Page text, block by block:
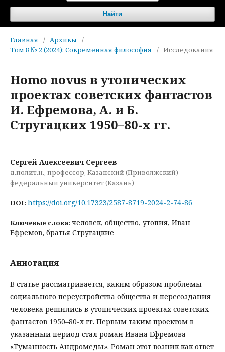
Найти
Главная / Архивы
/
Том 8 № 2 (2024): Современная философия
/ Исследования
Homo novus в утопических
проектах советских фантастов
И. Ефремова, А. и Б.
Стругацких 1950–80-х гг.
Сергей Алексеевич Сергеев
д.полит.н., профессор, Казанский (Приволжский)
федеральный университет (Казань)
DOI: https://doi.org/10.17323/2587-8719-2024-2-74-86
Ключевые слова: человек, общество, утопия, Иван
Ефремов, братья Стругацкие
Аннотация
В статье рассматривается, каким образом проблемы
социального переустройства общества и пересоздания
человека решились в утопических проектах советских
фантастов 1950–80-х гг. Первым таким проектом в
указанный период стал роман Ивана Ефремова
«Туманность Андромеды». Роман этот возник как ответ